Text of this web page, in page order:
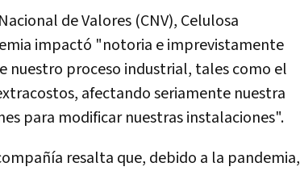
de Valores (CNV), Celulosa
impactó "notoria e imprevistamente
nuestro proceso industrial, tales como el
afectando seriamente nuestra
para modificar nuestras instalaciones".
resalta que, debido a la pandemia,